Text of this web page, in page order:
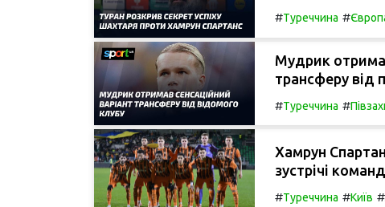
#Туреччина #
Мудрик
трансферу від
#Туреччина #
Хамрун
зустрічі
#Туреччина #Київ #